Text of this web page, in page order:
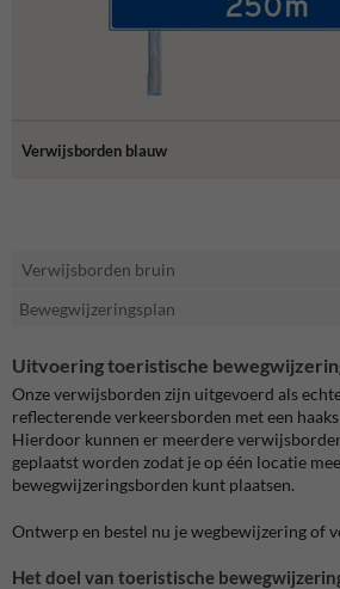
Verwijsborden blauw
Verwijsborden bruin
Bewegwijzeringsplan
Uitvoering toeristische
Onze verwijsborden zijn uitgevoerd als
reflecterende verkeersborden met een
Hierdoor kunnen er meerdere
geplaatst worden zodat je op één locatie
bewegwijzeringsborden kunt plaatsen.
Ontwerp en bestel nu je wegbewijzering of
Het doel van toeristische